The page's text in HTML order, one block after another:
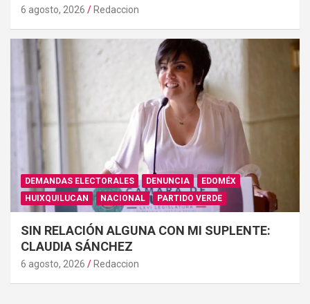
6 agosto, 2026 Redaccion
DEMANDAS ELECTORALES DENUNCIA
EDOMÉX
HUIXQUILUCAN
NACIONAL PARTIDO VERDE
SIN RELACIÓN ALGUNA CON MI SUPLENTE:
CLAUDIA SÁNCHEZ
6 agosto, 2026 Redaccion